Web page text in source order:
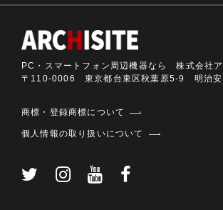
PC・スマートフォン周辺機器なら 株式会社ア
〒110-0006 東京都台東区秋葉原5-9 明治安
商標・登録商標について
個人情報の取り扱いについて